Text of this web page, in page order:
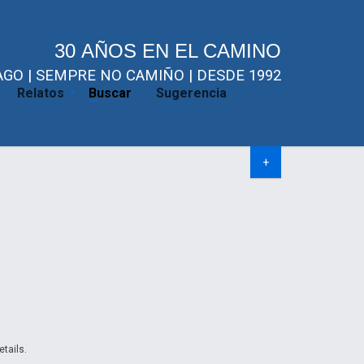
30 AÑOS EN EL CAMINO
| SEMPRE NO CAMIÑO | DESDE 1992
Relatos Buscar Sugerencia
+